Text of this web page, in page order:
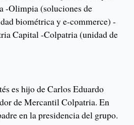
-Olimpia (soluciones de
biométrica y e-commerce) -
Capital -Colpatria (unidad de
es hijo de Carlos Eduardo
de Mercantil Colpatria. En
en la presidencia del grupo.